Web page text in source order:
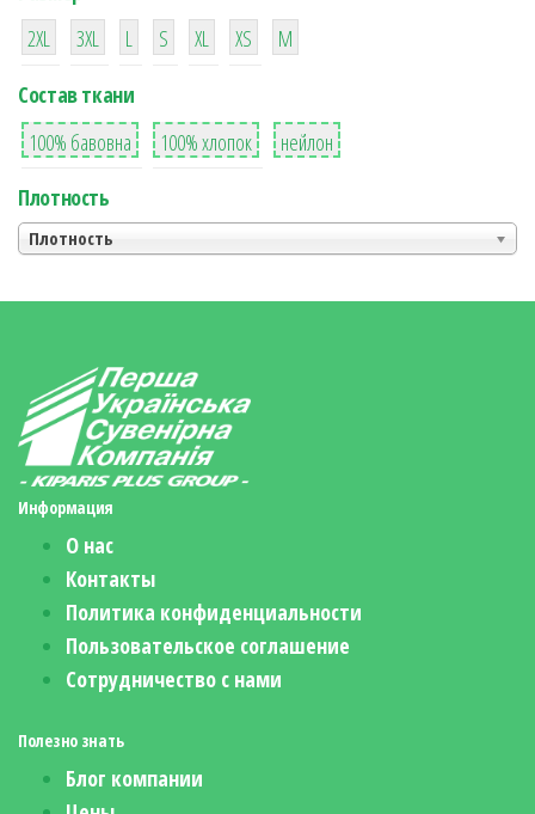
38
2XL
16
3XL
42
L
42
S
42
XL XS
М
Состав ткани
8
100% бавовна
36
100% хлопок
2
нейлон
Плотность
Плотность
Информация
О нас
Контакты
Политика конфиденциальности
Пользовательское соглашение
Сотрудничество с нами
Полезно знать
Блог компании